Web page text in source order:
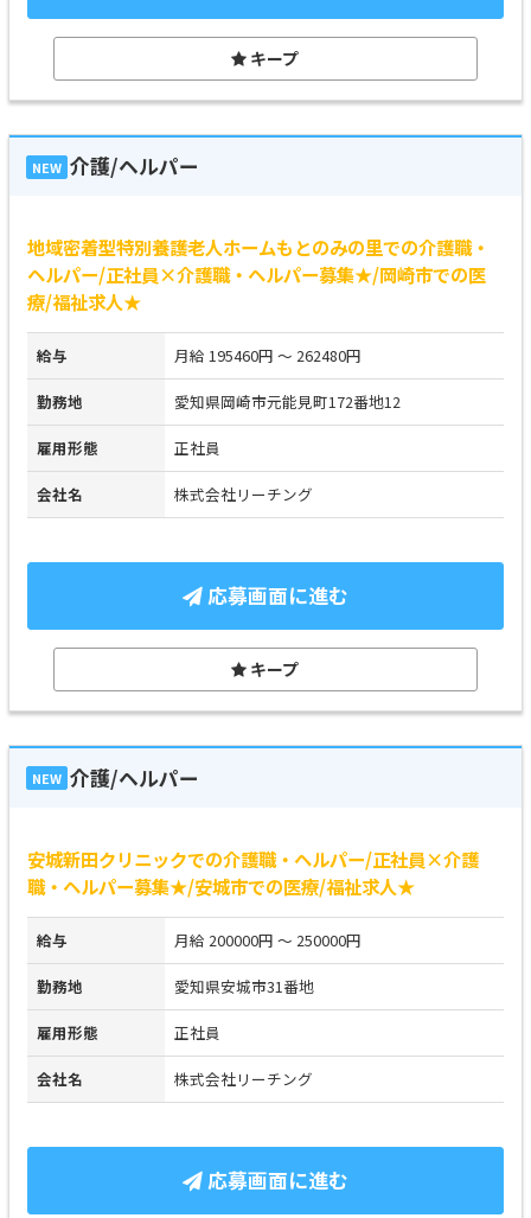
キープ
NEW 介護/ヘルパー
地域密着型特別養護老人ホームもとのみの里での介護職・
ヘルパー/正社員×介護職・ヘルパー募集★/岡崎市での医
療/福祉求人★
給与 月給 195460円 ～ 262480円
勤務地 愛知県岡崎市元能見町172番地12
雇用形態 正社員
会社名 株式会社リーチング
応募画面に進む
キープ
NEW 介護/ヘルパー
安城新田クリニックでの介護職・ヘルパー/正社員×介護
職・ヘルパー募集★/安城市での医療/福祉求人★
給与 月給 200000円 ～ 250000円
勤務地 愛知県安城市31番地
雇用形態 正社員
会社名 株式会社リーチング
応募画面に進む